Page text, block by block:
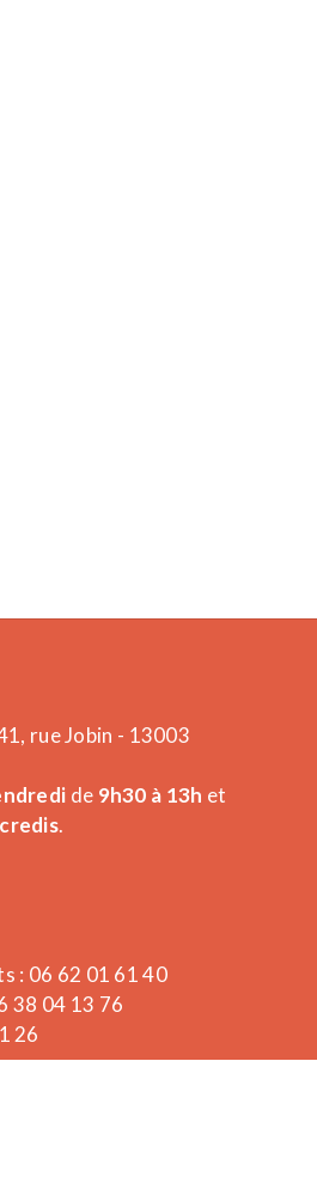
rue Jobin - 13003
de 9h30 à 13h et
.
: 06 62 01 61 40
38 04 13 76
26